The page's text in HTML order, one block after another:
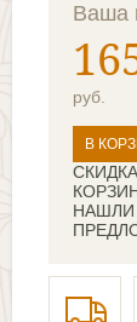
Ваша
руб.
В
НАШЛИ